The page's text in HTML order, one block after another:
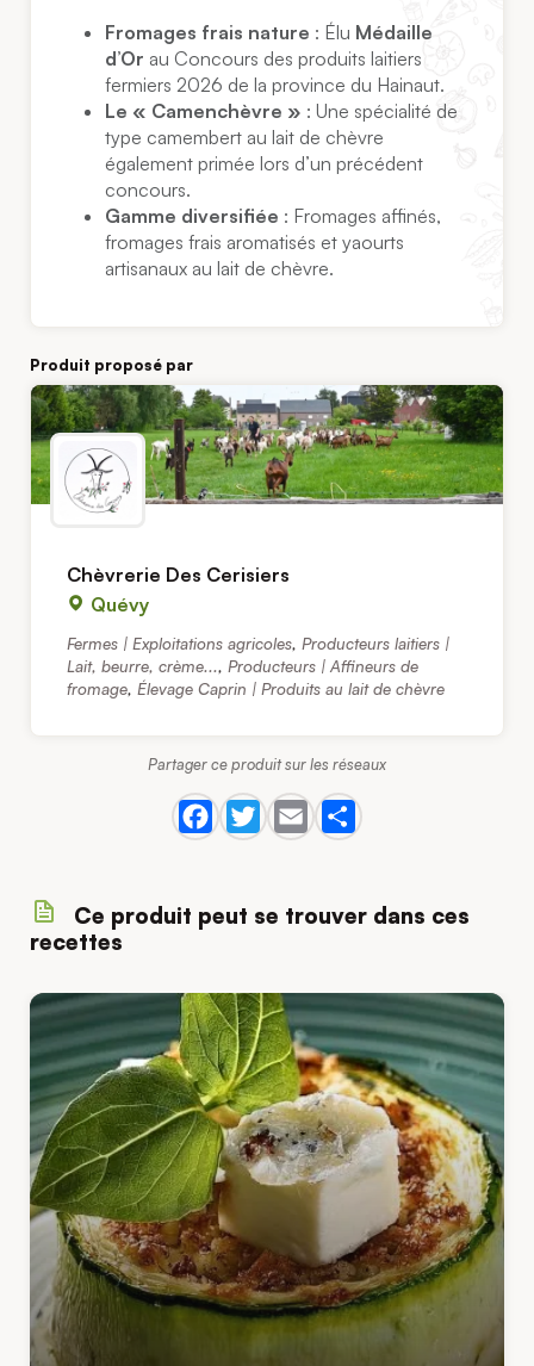
Fromages frais nature : Élu Médaille
d’Or au Concours des produits laitiers
fermiers 2026 de la province du Hainaut.
Le « Camenchèvre » : Une spécialité de
type camembert au lait de chèvre
également primée lors d’un précédent
concours.
Gamme diversifiée : Fromages affinés,
fromages frais aromatisés et yaourts
artisanaux au lait de chèvre.
Produit proposé par
Chèvrerie Des Cerisiers
Quévy
Fermes | Exploitations agricoles, Producteurs laitiers |
Lait, beurre, crème..., Producteurs | Affineurs de
fromage, Élevage Caprin | Produits au lait de chèvre
Partager ce produit sur les réseaux
Ce produit peut se trouver dans ces
recettes